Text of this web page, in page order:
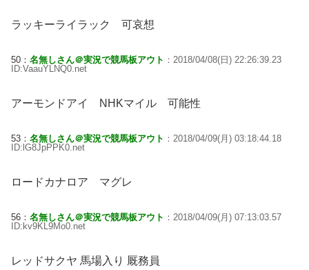
ラッキーライラック 可哀想
50： 名無しさん＠実況で競馬板アウト ：2018/04/08(日) 22:26:39.23
ID:VaauYLNQ0.net
アーモンドアイ NHKマイル 可能性
53： 名無しさん＠実況で競馬板アウト ：2018/04/09(月) 03:18:44.18
ID:lG8JpPPK0.net
ロードカナロア マグレ
56： 名無しさん＠実況で競馬板アウト ：2018/04/09(月) 07:13:03.57
ID:kv9KL9Mo0.net
レッドサクヤ 馬場入り 厩務員